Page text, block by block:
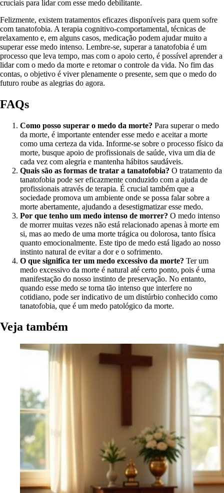
cruciais para lidar com esse medo debilitante.
Felizmente, existem tratamentos eficazes disponíveis para quem sofre
com tanatofobia. A terapia cognitivo-comportamental, técnicas de
relaxamento e, em alguns casos, medicação podem ajudar muito a
superar esse medo intenso. Lembre-se, superar a tanatofobia é um
processo que leva tempo, mas com o apoio certo, é possível aprender a
lidar com o medo da morte e retomar o controle da vida. No fim das
contas, o objetivo é viver plenamente o presente, sem que o medo do
futuro roube as alegrias do agora.
FAQs
Como posso superar o medo da morte? Para superar o medo
da morte, é importante entender esse medo e aceitar a morte
como uma certeza da vida. Informe-se sobre o processo físico da
morte, busque apoio de profissionais de saúde, viva um dia de
cada vez com alegria e mantenha hábitos saudáveis.
Quais são as formas de tratar a tanatofobia? O tratamento da
tanatofobia pode ser eficazmente conduzido com a ajuda de
profissionais através de terapia. É crucial também que a
sociedade promova um ambiente onde se possa falar sobre a
morte abertamente, ajudando a desestigmatizar esse medo.
Por que tenho um medo intenso de morrer? O medo intenso
de morrer muitas vezes não está relacionado apenas à morte em
si, mas ao medo de uma morte trágica ou dolorosa, tanto física
quanto emocionalmente. Este tipo de medo está ligado ao nosso
instinto natural de evitar a dor e o sofrimento.
O que significa ter um medo excessivo da morte? Ter um
medo excessivo da morte é natural até certo ponto, pois é uma
manifestação do nosso instinto de preservação. No entanto,
quando esse medo se torna tão intenso que interfere no
cotidiano, pode ser indicativo de um distúrbio conhecido como
tanatofobia, que é um medo patológico da morte.
Veja também